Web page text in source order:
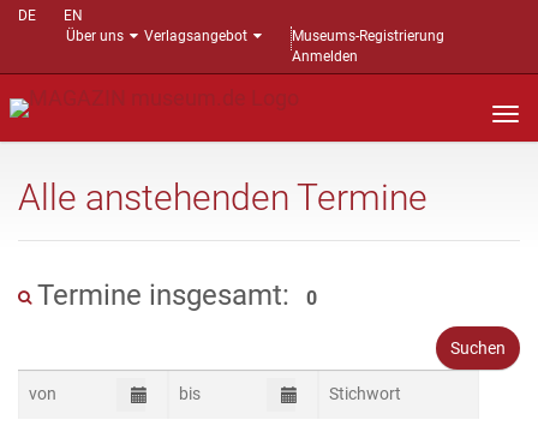
DE
EN
Über uns
Verlagsangebot
Museums-Registrierung
Anmelden
Alle anstehenden Termine
Termine insgesamt: 0